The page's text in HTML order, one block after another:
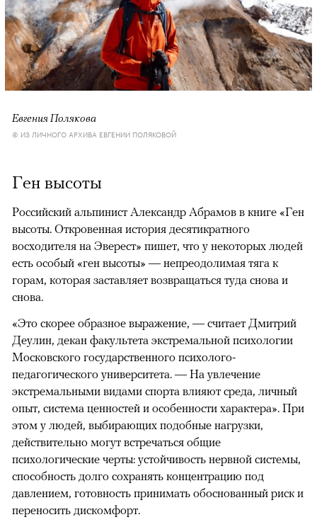
Евгения Полякова
© ИЗ ЛИЧНОГО АРХИВА ЕВГЕНИИ ПОЛЯКОВОЙ
Ген высоты
Российский альпинист Александр Абрамов в книге «Ген
высоты. Откровенная история десятикратного
восходителя на Эверест» пишет, что у некоторых людей
есть особый «ген высоты» — непреодолимая тяга к
горам, которая заставляет возвращаться туда снова и
снова.
«Это скорее образное выражение, — считает Дмитрий
Деулин, декан факультета экстремальной психологии
Московского государственного психолого-
педагогического университета. — На увлечение
экстремальными видами спорта влияют среда, личный
опыт, система ценностей и особенности характера». При
этом у людей, выбирающих подобные нагрузки,
действительно могут встречаться общие
психологические черты: устойчивость нервной системы,
способность долго сохранять концентрацию под
давлением, готовность принимать обоснованный риск и
переносить дискомфорт.